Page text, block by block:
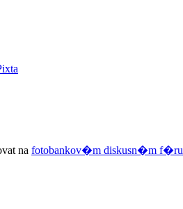
na fotobankov�m diskusn�m f�ru